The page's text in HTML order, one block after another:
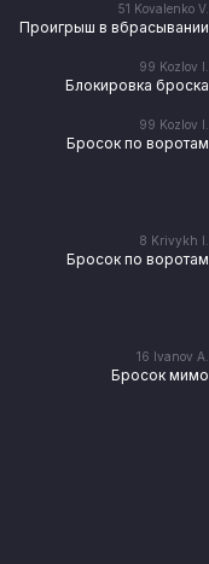
51 Kovalenko V.
Проигрыш в вбрасывании
99 Kozlov I.
Блокировка броска
99 Kozlov I.
Бросок по воротам
8 Krivykh I.
Бросок по воротам
16 Ivanov A.
Бросок мимо